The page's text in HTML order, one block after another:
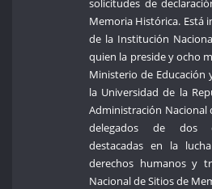
Memoria Histórica. Está
de la Institución
quien la preside y ocho
Ministerio de Educación
la Universidad de la
Administración Nacional
delegados de dos
destacadas en la
derechos humanos y
Nacional de Sitios de